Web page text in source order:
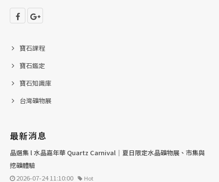
寶石課程
寶石鑑定
寶石知識庫
台灣礦物展
最新消息
晶選集 l 水晶嘉年華 Quartz Carnival｜夏日限定水晶礦物展、市集與
挖礦體驗
2026-07-24 11:10:00
Hot